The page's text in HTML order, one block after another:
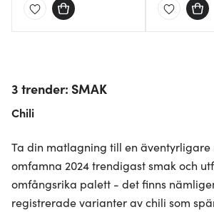
3 trender: SMAK
Chili
Ta din matlagning till en äventyrligare
omfamna 2024 trendigast smak och
omfångsrika palett - det finns
registrerade varianter av chili som